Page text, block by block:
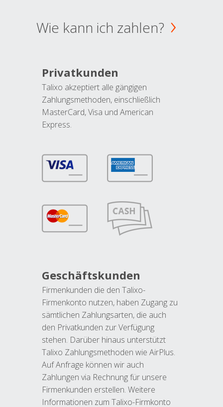
Wie kann ich zahlen?
Privatkunden
Talixo akzeptiert alle gängigen
Zahlungsmethoden, einschließlich
MasterCard, Visa und American
Express.
Geschäftskunden
Firmenkunden die den Talixo-
Firmenkonto nutzen, haben Zugang zu
sämtlichen Zahlungsarten, die auch
den Privatkunden zur Verfügung
stehen. Darüber hinaus unterstützt
Talixo Zahlungsmethoden wie AirPlus.
Auf Anfrage können wir auch
Zahlungen via Rechnung für unsere
Firmenkunden erstellen. Weitere
Informationen zum Talixo-Firmkonto